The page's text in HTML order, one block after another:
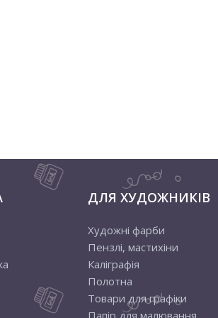
ДЛЯ ХУДОЖНИКІВ
Художні фарби
Пензлі, мастихіни
Каліграфія
Полотна
Товари для графіки
Папір для малювання